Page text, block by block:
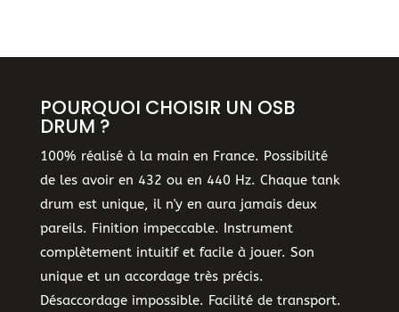
la
du
produit
POURQUOI CHOISIR UN OSB
DRUM ?
100% réalisé à la main en France. Possibilité
de les avoir en 432 ou en 440 Hz. Chaque tank
drum est unique, il n'y en aura jamais deux
pareils. Finition impeccable. Instrument
complètement intuitif et facile à jouer. Son
unique et un accordage très précis.
Désaccordage impossible. Facilité de transport.